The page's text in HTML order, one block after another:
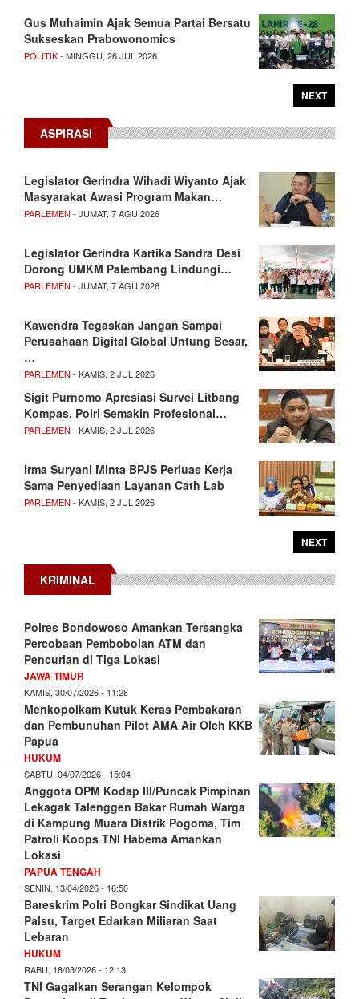
Gus Muhaimin Ajak Semua Partai Bersatu
Sukseskan Prabowonomics
POLITIK- MINGGU, 26 JUL 2026
NEXT
ASPIRASI
Legislator Gerindra Wihadi Wiyanto Ajak
Masyarakat Awasi Program Makan…
PARLEMEN - JUMAT, 7 AGU 2026
Legislator Gerindra Kartika Sandra Desi
Dorong UMKM Palembang Lindungi…
PARLEMEN - JUMAT, 7 AGU 2026
Kawendra Tegaskan Jangan Sampai
Perusahaan Digital Global Untung Besar,
…
PARLEMEN - KAMIS, 2 JUL 2026
Sigit Purnomo Apresiasi Survei Litbang
Kompas, Polri Semakin Profesional…
PARLEMEN - KAMIS, 2 JUL 2026
Irma Suryani Minta BPJS Perluas Kerja
Sama Penyediaan Layanan Cath Lab
PARLEMEN - KAMIS, 2 JUL 2026
NEXT
KRIMINAL
Polres Bondowoso Amankan Tersangka
Percobaan Pembobolan ATM dan
Pencurian di Tiga Lokasi
JAWA TIMUR
KAMIS, 30/07/2026 - 11:28
Menkopolkam Kutuk Keras Pembakaran
dan Pembunuhan Pilot AMA Air Oleh KKB
Papua
HUKUM
SABTU, 04/07/2026 - 15:04
Anggota OPM Kodap III/Puncak Pimpinan
Lekagak Talenggen Bakar Rumah Warga
di Kampung Muara Distrik Pogoma, Tim
Patroli Koops TNI Habema Amankan
Lokasi
PAPUA TENGAH
SENIN, 13/04/2026 - 16:50
Bareskrim Polri Bongkar Sindikat Uang
Palsu, Target Edarkan Miliaran Saat
Lebaran
HUKUM
RABU, 18/03/2026 - 12:13
TNI Gagalkan Serangan Kelompok